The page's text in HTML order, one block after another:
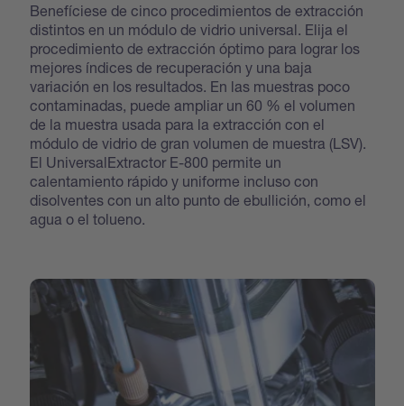
Benefíciese de cinco procedimientos de extracción
distintos en un módulo de vidrio universal. Elija el
procedimiento de extracción óptimo para lograr los
mejores índices de recuperación y una baja
variación en los resultados. En las muestras poco
contaminadas, puede ampliar un 60 % el volumen
de la muestra usada para la extracción con el
módulo de vidrio de gran volumen de muestra (LSV).
El UniversalExtractor E-800 permite un
calentamiento rápido y uniforme incluso con
disolventes con un alto punto de ebullición, como el
agua o el tolueno.